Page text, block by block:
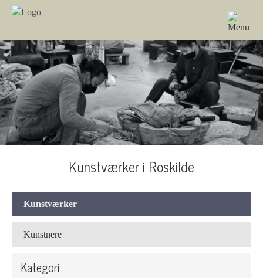
Kunstværker i Roskilde
Kunstværker
Kunstnere
Kategori